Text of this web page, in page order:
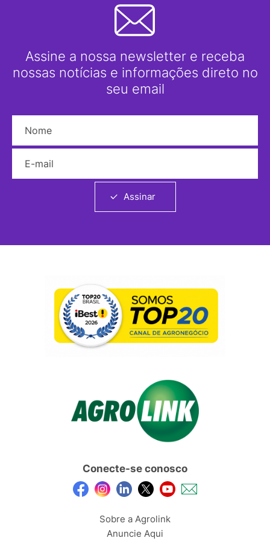
Assine a nossa newsletter e receba
nossas notícias e informações direto no
seu email
Assinar
Conecte-se conosco
Sobre a Agrolink
Anuncie Aqui